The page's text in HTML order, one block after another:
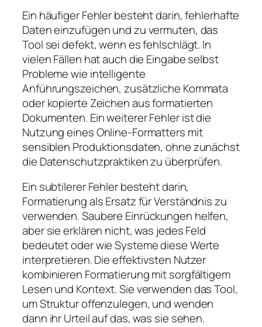
Ein häufiger Fehler besteht darin, fehlerhafte
Daten einzufügen und zu vermuten, das
Tool sei defekt, wenn es fehlschlägt. In
vielen Fällen hat auch die Eingabe selbst
Probleme wie intelligente
Anführungszeichen, zusätzliche Kommata
oder kopierte Zeichen aus formatierten
Dokumenten. Ein weiterer Fehler ist die
Nutzung eines Online-Formatters mit
sensiblen Produktionsdaten, ohne zunächst
die Datenschutzpraktiken zu überprüfen.
Ein subtilerer Fehler besteht darin,
Formatierung als Ersatz für Verständnis zu
verwenden. Saubere Einrückungen helfen,
aber sie erklären nicht, was jedes Feld
bedeutet oder wie Systeme diese Werte
interpretieren. Die effektivsten Nutzer
kombinieren Formatierung mit sorgfältigem
Lesen und Kontext. Sie verwenden das Tool,
um Struktur offenzulegen, und wenden
dann ihr Urteil auf das, was sie sehen.